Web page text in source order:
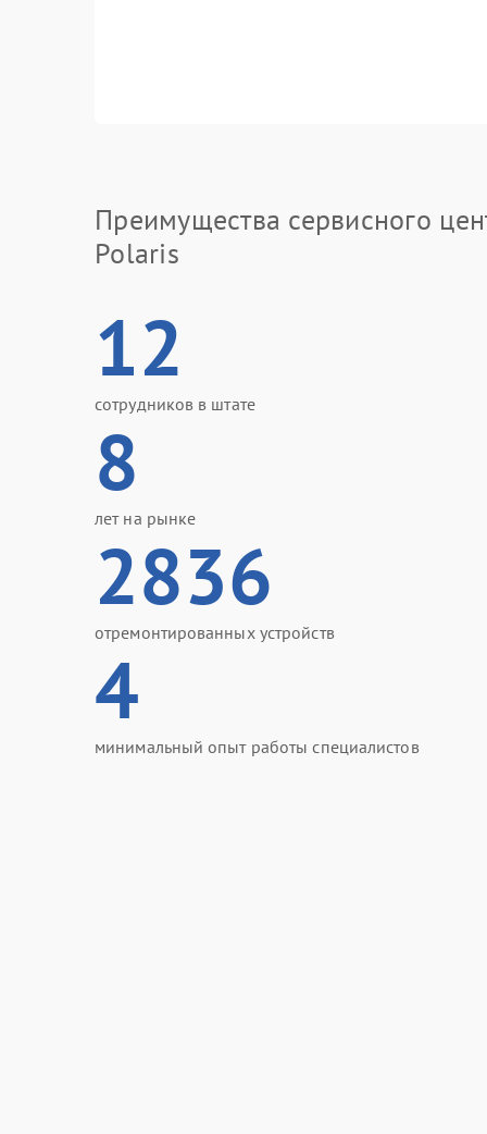
Преимущества сервисного
Polaris
12
сотрудников в штате
8
лет на рынке
2836
отремонтированных устройств
4
минимальный опыт работы специалистов